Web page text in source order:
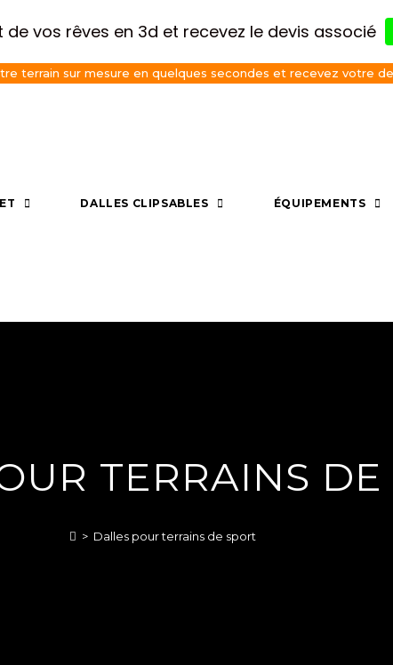
terrain sur mesure en quelques secondes et recevez votre
DALLES CLIPSABLES ÉQUIPEMENTS
TERRAINS DE
> Dalles pour terrains de sport
vos rêves en 3d et recevez le devis associé